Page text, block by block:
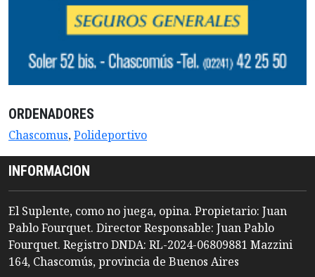
ORDENADORES
Chascomus,Polideportivo
INFORMACION
El Suplente, como no juega, opina. Propietario: Juan
Pablo Fourquet. Director Responsable: Juan Pablo
Fourquet. Registro DNDA: RL-2024-06809881 Mazzini
164, Chascomús, provincia de Buenos Aires